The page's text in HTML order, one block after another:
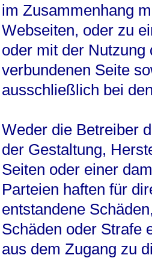
im Zusammenhang
Webseiten, oder zu
oder mit der Nutzung
verbundenen Seite
ausschließlich bei
Weder die Betreiber
der Gestaltung,
Seiten oder einer
Parteien haften für
entstandene
Schäden oder Strafe
aus dem Zugang zu